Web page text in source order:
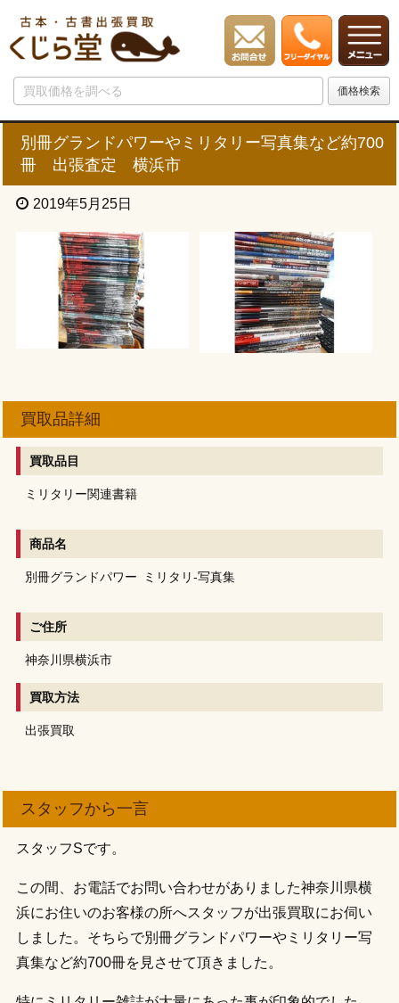
別冊グランドパワーやミリタリー写真集など約700
冊 出張査定 横浜市
2019年5月25日
買取品詳細
買取品目
ミリタリー関連書籍
商品名
別冊グランドパワー ミリタリ-写真集
ご住所
神奈川県横浜市
買取方法
出張買取
スタッフから一言
スタッフSです。
この間、お電話でお問い合わせがありました神奈川県横
浜にお住いのお客様の所へスタッフが出張買取にお伺い
しました。そちらで別冊グランドパワーやミリタリー写
真集など約700冊を見させて頂きました。